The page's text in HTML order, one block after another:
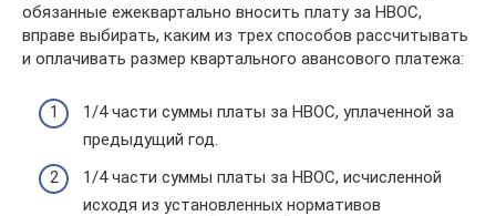
обязанные ежеквартально вносить плату за НВОС,
вправе выбирать, каким из трех способов рассчитывать
и оплачивать размер квартального авансового платежа:
1/4 части суммы платы за НВОС, уплаченной за
предыдущий год.
1/4 части суммы платы за НВОС, исчисленной
исходя из установленных нормативов